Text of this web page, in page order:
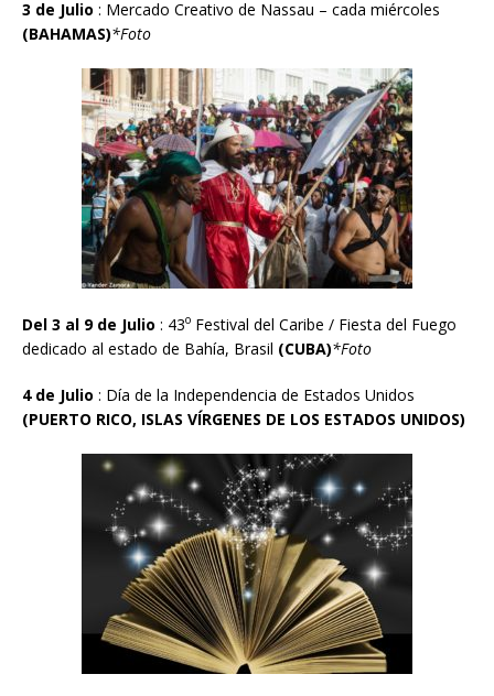
3 de Julio : Mercado Creativo de Nassau – cada miércoles
(BAHAMAS)*Foto
Del 3 al 9 de Julio : 43o Festival del Caribe / Fiesta del Fuego
dedicado al estado de Bahía, Brasil (CUBA)*Foto
4 de Julio : Día de la Independencia de Estados Unidos
(PUERTO RICO, ISLAS VÍRGENES DE LOS ESTADOS UNIDOS)